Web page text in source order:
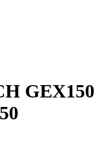
GEX150